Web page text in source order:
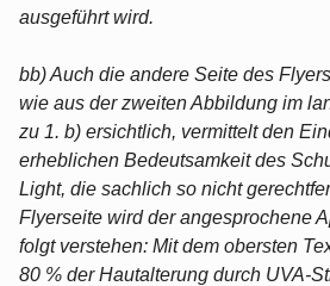
ausgeführt wird.
bb) Auch die andere Seite des
wie aus der zweiten Abbildung im
zu 1. b) ersichtlich, vermittelt den
erheblichen Bedeutsamkeit des
Light, die sachlich so nicht
Flyerseite wird der angesprochene
folgt verstehen: Mit dem obersten
80 % der Hautalterung durch UVA-